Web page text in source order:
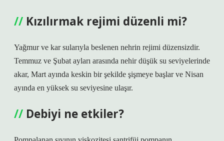
Kızılırmak rejimi düzenli mi?
Yağmur ve kar sularıyla beslenen nehrin rejimi düzensizdir.
Temmuz ve Şubat ayları arasında nehir düşük su seviyelerinde
akar, Mart ayında keskin bir şekilde şişmeye başlar ve Nisan
ayında en yüksek su seviyesine ulaşır.
Debiyi ne etkiler?